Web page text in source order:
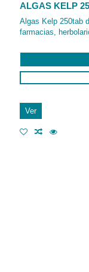
ALGAS KELP
Algas Kelp 250tab
farmacias,
Ver